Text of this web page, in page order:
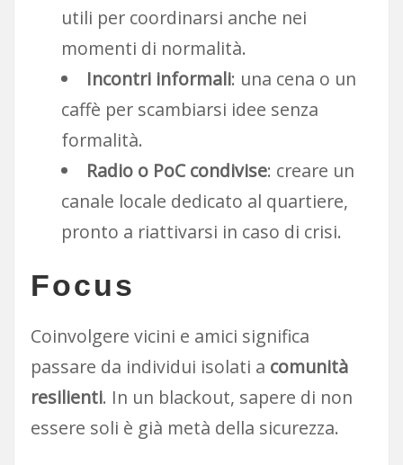
utili per coordinarsi anche nei
momenti di normalità.
Incontri informali: una cena o un
caffè per scambiarsi idee senza
formalità.
Radio o PoC condivise: creare un
canale locale dedicato al quartiere,
pronto a riattivarsi in caso di crisi.
Focus
Coinvolgere vicini e amici significa
passare da individui isolati a comunità
resilienti. In un blackout, sapere di non
essere soli è già metà della sicurezza.